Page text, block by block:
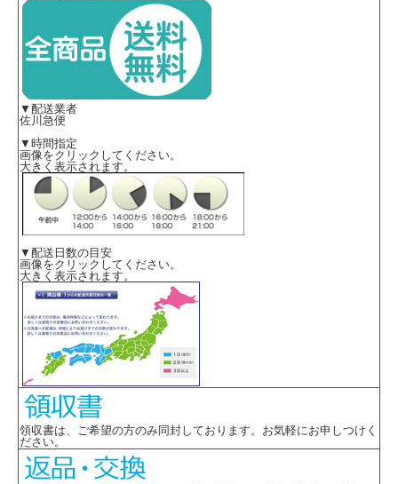
▼配送業者
佐川急便
▼時間指定
画像をクリックしてください。
大きく表示されます。
▼配送日数の目安
画像をクリックしてください。
大きく表示されます。
領収書は、ご希望の方のみ同封しております。お気軽にお申しつけく
ださい。